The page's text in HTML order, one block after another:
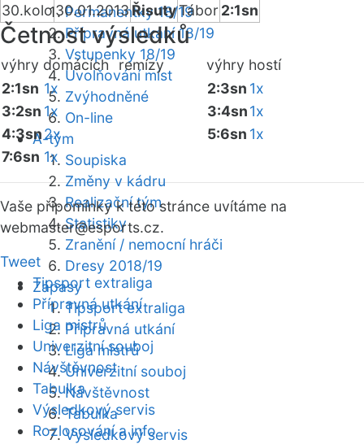
Permanentky 18/19
Přípravná utkání 18/19
Vstupenky 18/19
Uvolňování míst
Zvýhodněné
On-line
A-tým
Soupiska
Změny v kádru
Realizační tým
Statistiky
Zranění / nemocní hráči
Dresy 2018/19
Zápasy
Tipsport extraliga
Přípravná utkání
Liga mistrů
Univerzitní souboj
Návštěvnost
Tabulka
Výsledkový servis
30.kolo30.01.2013ŘisutyTábor 2:1sn
Četnost výsledků
výhry domácích remízy výhry hostí
2:1sn 1x
3:2sn 1x
4:3sn2x
7:6sn 1x
2:3sn 1x
3:4sn1x
5:6sn 1x
Vaše připomínky k této stránce uvítáme na
webmaster@esports.cz.
Tweet
Tipsport extraliga
Přípravná utkání
Liga mistrů
Univerzitní souboj
Návštěvnost
Tabulka
Výsledkový servis
Rozlosování a info